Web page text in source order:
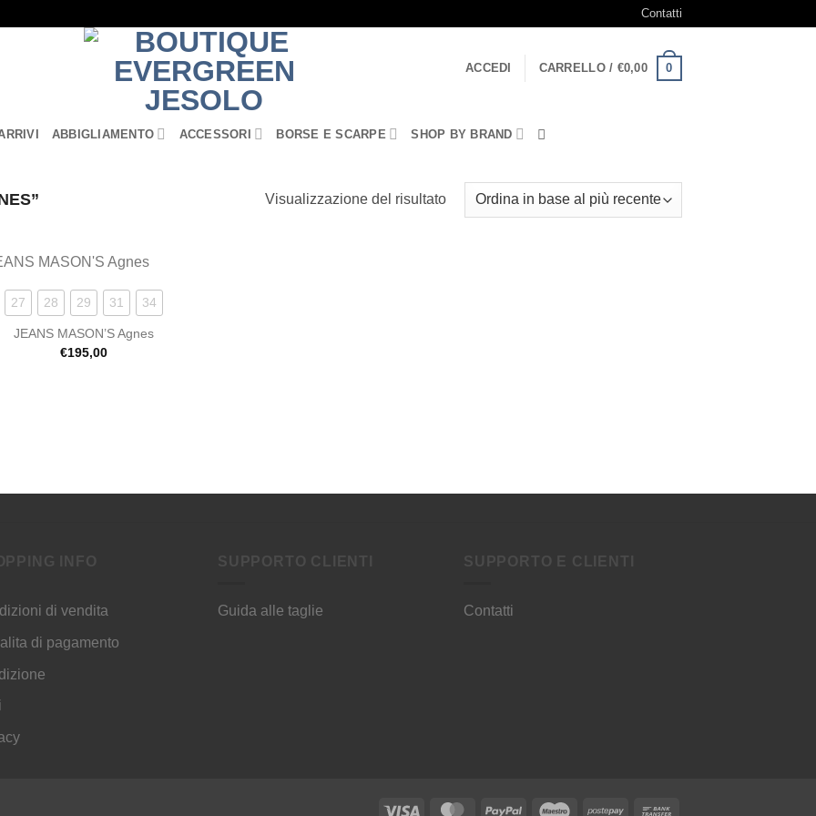
Contatti
ACCEDI CARRELLO / €0,00 0
ABBIGLIAMENTO ACCESSORI BORSE E SCARPE SHOP BY BRAND
Visualizzazione del risultato
Aggiungi
alla lista
desideri
27 28 29 31 34
JEANS MASON’S Agnes
€195,00
INFO
di vendita
di pagamento
SUPPORTO CLIENTI
Guida alle taglie
SUPPORTO E CLIENTI
Contatti
Visa MasterCardPayPal Maestro Postepay